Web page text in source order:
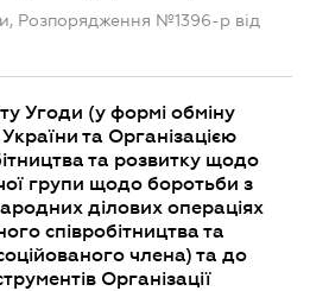
Розпорядження №1396-р від
Угоди (у формі обміну
та Організацією
та розвитку щодо
групи щодо боротьби з
ділових операціях
співробітництва та
члена) та до
Організації